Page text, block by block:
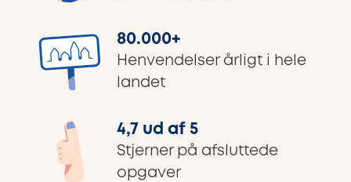
80.000+
Henvendelser årligt i hele
landet
4,7 ud af 5
Stjerner på afsluttede
opgaver